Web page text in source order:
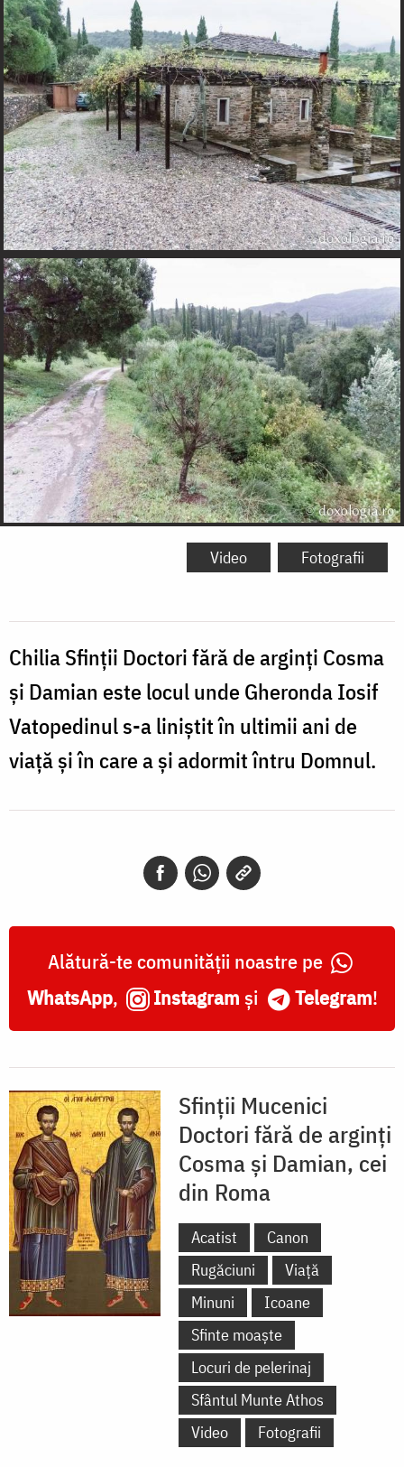
Video Fotografii
Chilia Sfinții Doctori fără de arginți Cosma
și Damian este locul unde Gheronda Iosif
Vatopedinul s-a liniștit în ultimii ani de
viață și în care a și adormit întru Domnul.
Alătură-te comunității noastre pe
WhatsApp, Instagram și Telegram!
Sfinții Mucenici
Doctori fără de arginți
Cosma și Damian, cei
din Roma
Acatist
Canon
Rugăciuni
Viață
Minuni
Icoane
Sfinte moaște
Locuri de pelerinaj
Sfântul Munte Athos
Video
Fotografii